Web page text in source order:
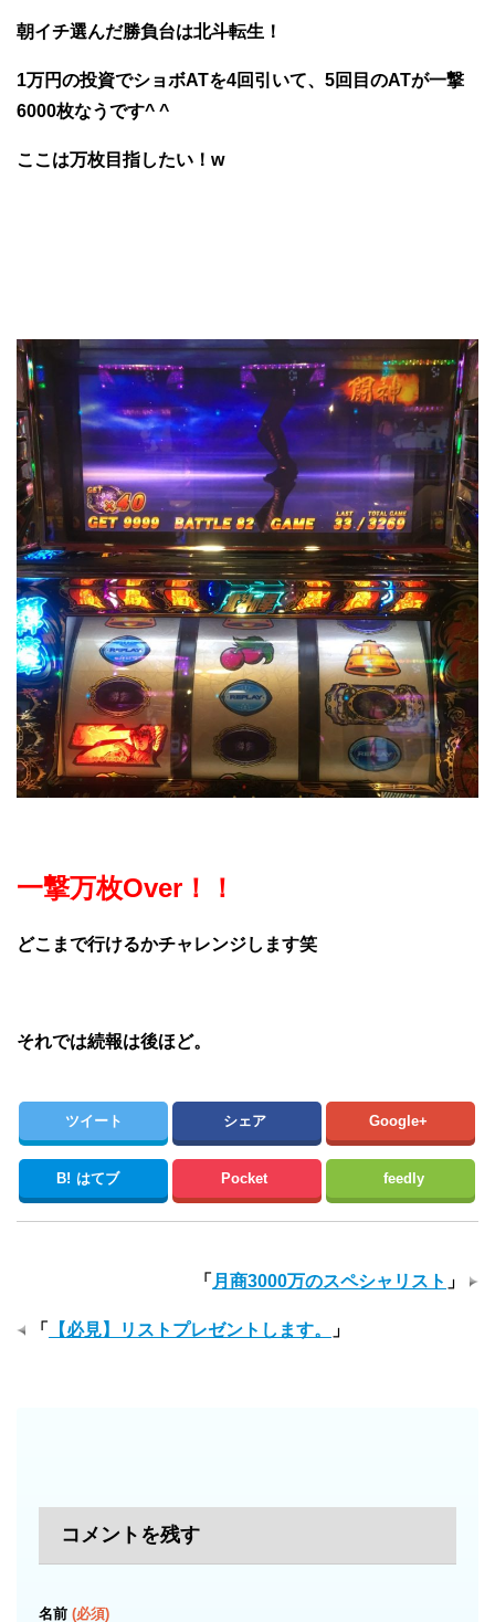
朝イチ選んだ勝負台は北斗転生！
1万円の投資でショボATを4回引いて、5回目のATが一撃
6000枚なうです^ ^
ここは万枚目指したい！w
一撃万枚Over！！
どこまで行けるかチャレンジします笑
それでは続報は後ほど。
ツイート シェア Google+
B! はてブ Pocket feedly
「 月商3000万のスペシャリスト 」
「 【必見】リストプレゼントします。 」
コメントを残す
名前 (必須)